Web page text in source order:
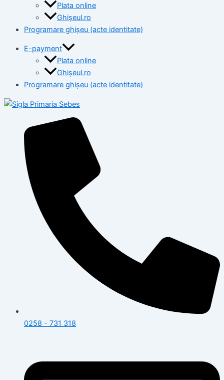
Plata online
Ghișeul.ro
Programare ghișeu (acte identitate)
E-payment
Plata online
Ghișeul.ro
Programare ghișeu (acte identitate)
0258 - 731 318